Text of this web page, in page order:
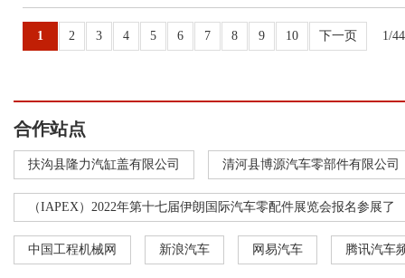
1 2 3 4 5 6 7 8 9 10 下一页 1/
合作站点
扶沟县隆力汽缸盖有限公司 清河县博源汽车零部件有限公司
（IAPEX）2022年第十七届伊朗国际汽车零配件展览会报名参展了
中国工程机械网 新浪汽车 网易汽车 腾讯汽车